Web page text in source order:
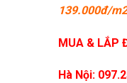
139.000đ/
MUA & LẮP
Hà Nội: